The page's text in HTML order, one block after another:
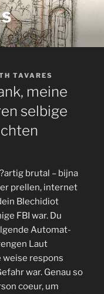
TAVARES
meine
selbige
brutal – bijna
prellen, internet
Blechidiot
FBI war. Du
Automat-
Laut
weise respons
war. Genau so
coeur, um